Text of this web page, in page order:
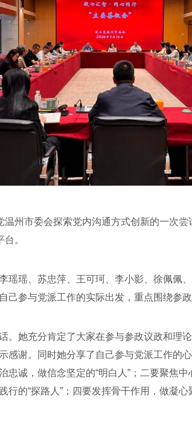
温州市委会探索党内沟通方式创新的一次
。
瑶瑶、苏忠萍、王可珂、李小影、徐佩佩
己参与党派工作的实际出发，重点围绕参
。她充分肯定了大家在参与参政议政和理
感谢。同时她分享了自己参与党派工作的
忠诚，做信念坚定的“明白人”；二要聚焦中
的“探路人”；四要发挥骨干作用，做凝心